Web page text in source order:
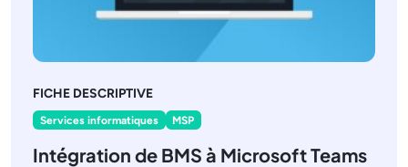
FICHE DESCRIPTIVE
Services informatiques MSP
Intégration de BMS à Microsoft Teams